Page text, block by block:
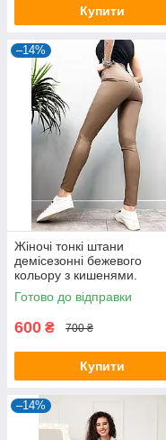
Купити
–14%
Жіночі тонкі штани
демісезонні бежевого
кольору з кишенями.
Готово до відправки
600 ₴ 700 ₴
Купити
–14%